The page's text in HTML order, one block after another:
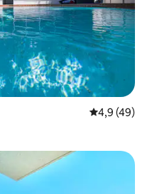
4,9 ud af 5 i
4,9 (49)